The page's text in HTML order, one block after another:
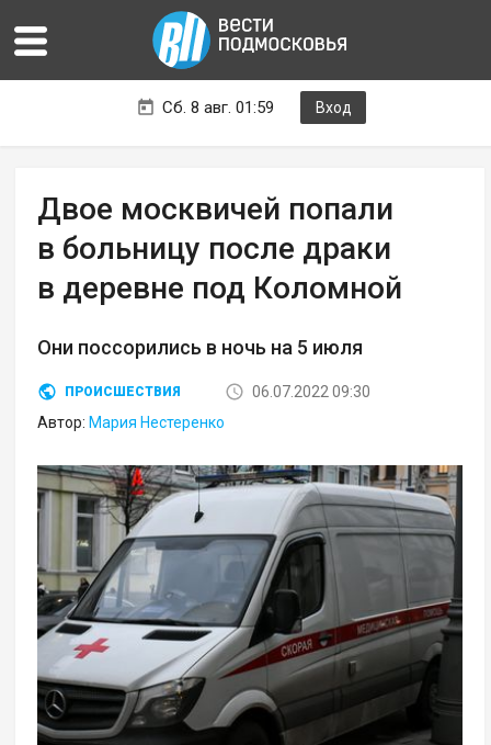
Сб. 8 авг. 01:59 Вход
Двое москвичей попали
в больницу после драки
в деревне под Коломной
Они поссорились в ночь на 5 июля
ПРОИСШЕСТВИЯ
06.07.2022 09:30
Автор: Мария Нестеренко